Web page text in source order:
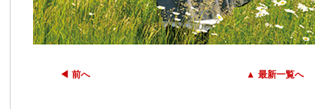
◀ 前へ ▲ 最新一覧へ